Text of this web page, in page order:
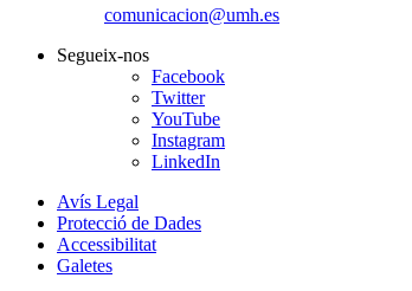
comunicacion@umh.es
Segueix-nos
Facebook
Twitter
YouTube
Instagram
LinkedIn
Avís Legal
Protecció de Dades
Accessibilitat
Galetes